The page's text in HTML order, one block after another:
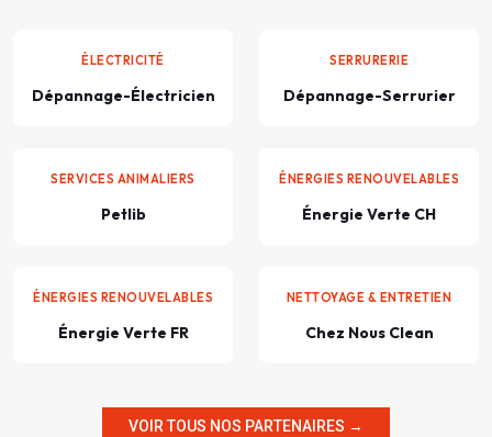
ÉLECTRICITÉ
Dépannage-Électricien
SERRURERIE
Dépannage-Serrurier
SERVICES ANIMALIERS
Petlib
ÉNERGIES RENOUVELABLES
Énergie Verte CH
ÉNERGIES RENOUVELABLES
Énergie Verte FR
NETTOYAGE & ENTRETIEN
Chez Nous Clean
VOIR TOUS NOS PARTENAIRES →